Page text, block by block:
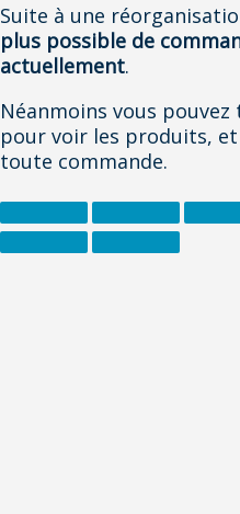
Suite à une
plus possible de
actuellement.
Néanmoins vous
pour voir les produits, et
toute commande.